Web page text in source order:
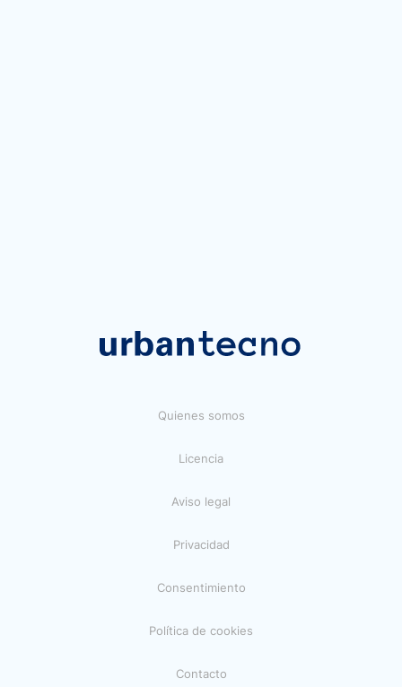
Quienes somos
Licencia
Aviso legal
Privacidad
Consentimiento
Política de cookies
Contacto